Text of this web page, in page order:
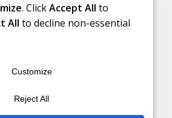
Pedoman Media Siber
Connect With Us
. ClickAccept All to
All to decline non-essential
Customize
Reject All